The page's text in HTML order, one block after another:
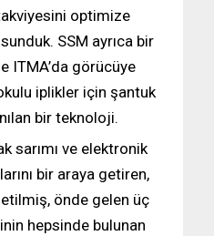
optimize
SSM ayrıca bir
ITMA’da görücüye
iplikler için şantuk
bir teknoloji.
sarımı ve elektronik
bir araya getiren,
önde gelen üç
hepsinde bulunan